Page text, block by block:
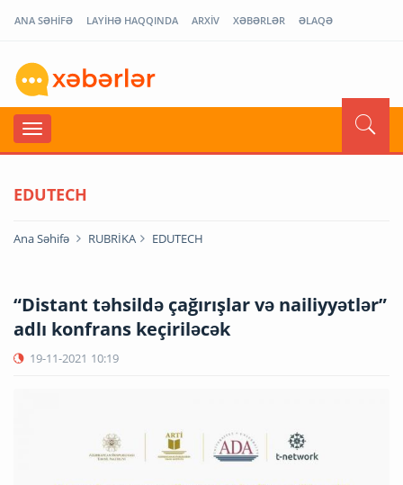
ANA SƏHİFƏ LAYİHƏ HAQQINDA ARXİV XƏBƏRLƏR ƏLAQƏ
EDUTECH
Ana Səhifə RUBRİKA EDUTECH
“Distant təhsildə çağırışlar və nailiyyətlər”
adlı konfrans keçiriləcək
19-11-2021 10:19